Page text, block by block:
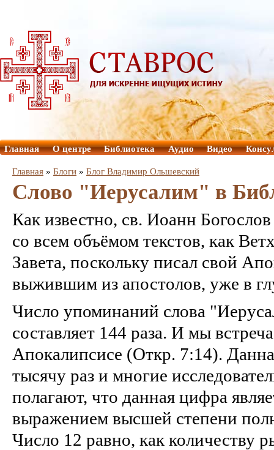
Главная О центре Библиотека Аудио Видео
Главная » Блоги » Блог Владимир Ольшевский
Слово "Иерусалим" в
Как известно, св. Иоанн
со всем объёмом текстов, как
Завета, поскольку писал свой
выжившим из апостолов, уже в
Число упоминаний слова
составляет 144 раза. И мы
Апокалипсисе (Откр. 7:14).
тысячу раз и многие
полагают, что данная цифра
выражением высшей степени
Число 12 равно, как количеству